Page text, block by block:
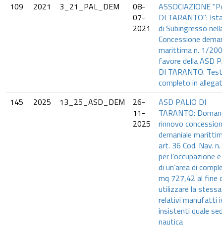
109
2021 3_21_PAL_DEM
08-
07-
2021
ASSOCIAZIONE
DI TARANTO":
di Subingresso
Concessione
marittima n. 1/
favore della ASD
DI TARANTO.
completo in
145
2025 13_25_ASD_DEM
26-
11-
2025
ASD PALIO DI
TARANTO:
rinnovo
demaniale
art. 36 Cod. Nav.
per l’occupazione
di un’area di
mq 727,42 al fine
utilizzare la
relativi manufatti
insistenti quale
nautica